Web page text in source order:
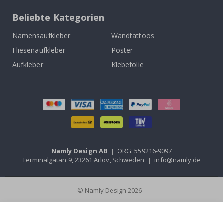
Beliebte Kategorien
Namensaufkleber
Wandtattoos
Fliesenaufkleber
Poster
Aufkleber
Klebefolie
Namly Design AB | ORG: 559216-9097
Terminalgatan 9, 23261 Arlöv, Schweden | info@namly.de
© Namly Design 2026